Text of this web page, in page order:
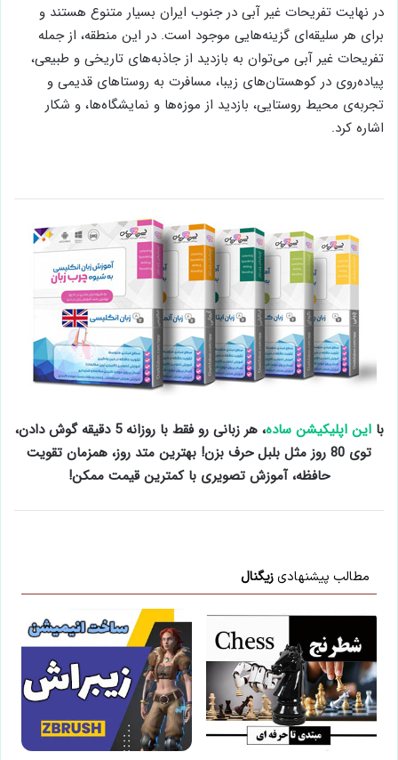
در نهایت تفریحات غیر آبی در جنوب ایران بسیار متنوع هستند و
برای هر سلیقه‌ای گزینه‌هایی موجود است. در این منطقه، از جمله
تفریحات غیر آبی می‌توان به بازدید از جاذبه‌های تاریخی و طبیعی،
پیاده‌روی در کوهستان‌های زیبا، مسافرت به روستاهای قدیمی و
تجربه‌ی محیط روستایی، بازدید از موزه‌ها و نمایشگاه‌ها، و شکار
اشاره کرد.
بااین اپلیکیشن ساده
، هر زبانی رو فقط با روزانه 5 دقیقه گوش دادن،
توی 80 روز مثل بلبل حرف بزن! بهترین متد روز، همزمان تقویت
حافظه، آموزش تصویری با کمترین قیمت ممکن!